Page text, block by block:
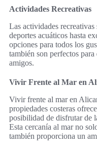
Actividades Recreativas
Las actividades
deportes acuáticos hasta
opciones para todos los
también son perfectos
amigos.
Vivir Frente al Mar en
Vivir frente al mar en
propiedades costeras
posibilidad de disfrutar de
Esta cercanía al mar no
también proporciona un